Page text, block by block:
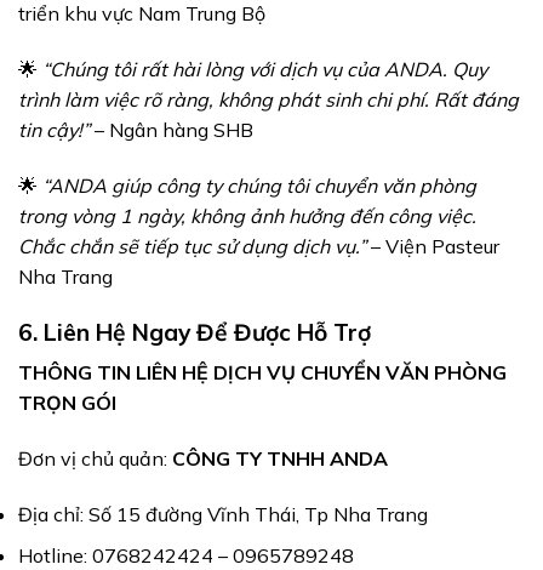
triển khu vực Nam Trung Bộ
🌟 “Chúng tôi rất hài lòng với dịch vụ của ANDA. Quy
trình làm việc rõ ràng, không phát sinh chi phí. Rất đáng
tin cậy!”– Ngân hàng SHB
🌟 “ANDA giúp công ty chúng tôi chuyển văn phòng
trong vòng 1 ngày, không ảnh hưởng đến công việc.
Chắc chắn sẽ tiếp tục sử dụng dịch vụ.”– Viện Pasteur
Nha Trang
6. Liên Hệ Ngay Để Được Hỗ Trợ
THÔNG TIN LIÊN HỆ DỊCH VỤ CHUYỂN VĂN PHÒNG
TRỌN GÓI
Đơn vị chủ quản: CÔNG TY TNHH ANDA
Địa chỉ: Số 15 đường Vĩnh Thái, Tp Nha Trang
Hotline: 0768242424 – 0965789248